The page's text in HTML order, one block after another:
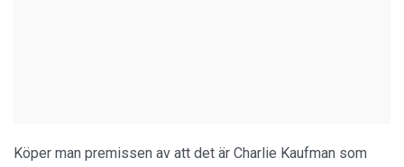
Köper man premissen av att det är Charlie Kaufman som